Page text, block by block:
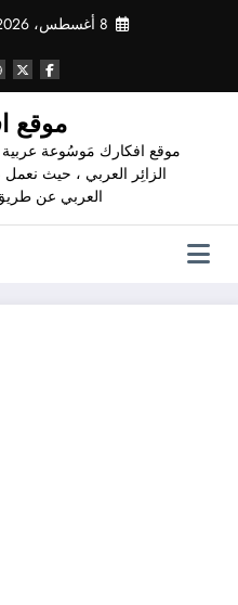
8 أغسطس، 2026
موقع
موقع افكارك مَوسُوعة عربية
الزائِر العربي ، حيث
العربي عن